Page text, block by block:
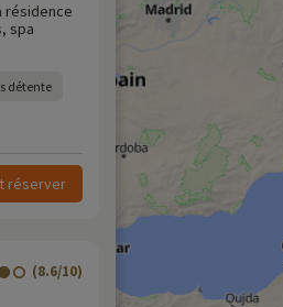
résidence
spa
détente
réserver
(8.6/10)